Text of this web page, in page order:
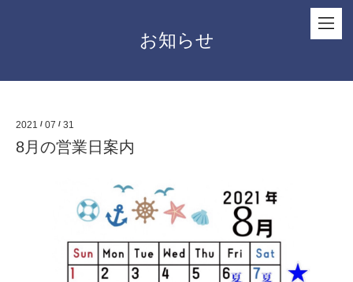
お知らせ
2021 / 07 / 31
8月の営業日案内